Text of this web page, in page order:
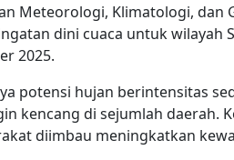
Meteorologi, Klimatologi, dan
dini cuaca untuk wilayah
2025.
potensi hujan berintensitas
kencang di sejumlah daerah.
diimbau meningkatkan